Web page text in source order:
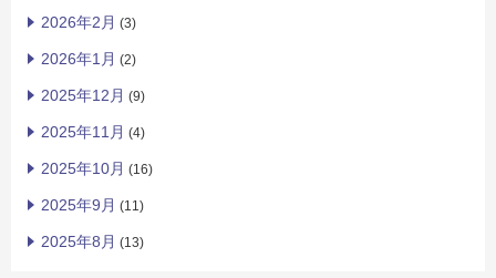
2026年2月 (3)
2026年1月 (2)
2025年12月 (9)
2025年11月 (4)
2025年10月 (16)
2025年9月 (11)
2025年8月 (13)